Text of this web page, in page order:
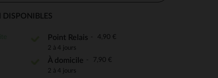
de confidentialité, en garantissant la conformité avec
Point Relais 4,90 €
2 à 4 jours
À domicile 7,90 €
2 à 4 jours